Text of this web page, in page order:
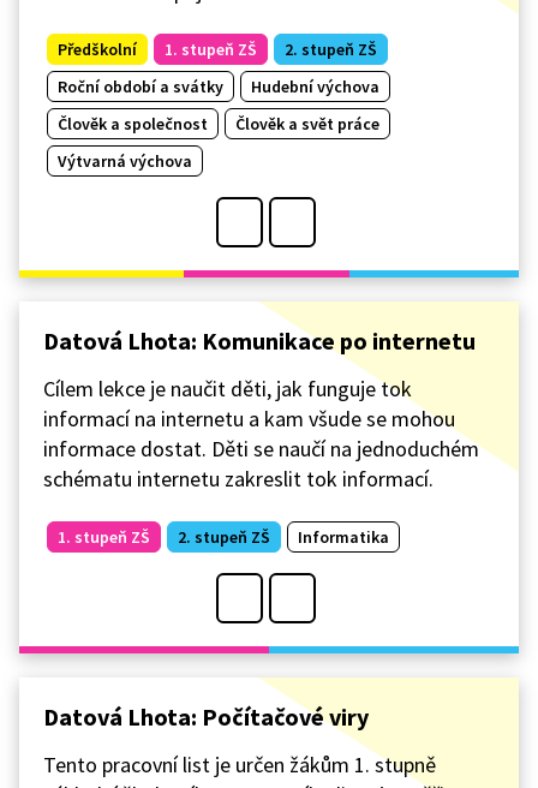
Předškolní 1. stupeň ZŠ
2. stupeň ZŠ
Roční období a svátky
Hudební výchova
Člověk a společnost
Člověk a svět práce
Výtvarná výchova
Datová Lhota: Komunikace po internetu
Cílem lekce je naučit děti, jak funguje tok
informací na internetu a kam všude se mohou
informace dostat. Děti se naučí na jednoduchém
schématu internetu zakreslit tok informací.
1. stupeň ZŠ 2. stupeň ZŠ Informatika
Datová Lhota: Počítačové viry
Tento pracovní list je určen žákům 1. stupně